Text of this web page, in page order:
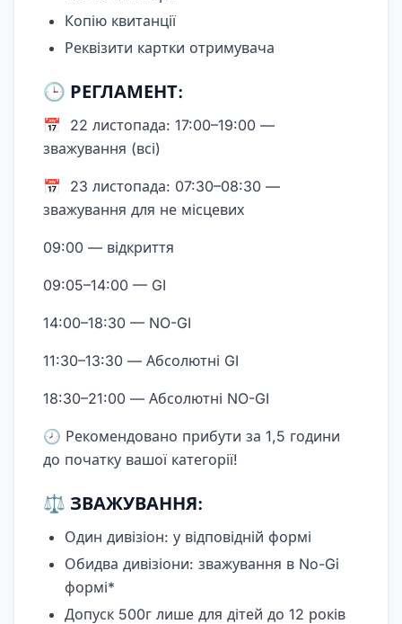
Копію квитанції
Реквізити картки отримувача
🕒 РЕГЛАМЕНТ:
📅 22 листопада: 17:00–19:00 —
зважування (всі)
📅 23 листопада: 07:30–08:30 —
зважування для не місцевих
09:00 — відкриття
09:05–14:00 — GI
14:00–18:30 — NO-GI
11:30–13:30 — Абсолютні GI
18:30–21:00 — Абсолютні NO-GI
🕗 Рекомендовано прибути за 1,5 години
до початку вашої категорії!
⚖️ ЗВАЖУВАННЯ:
Один дивізіон: у відповідній формі
Обидва дивізіони: зважування в No-Gi
формі*
Допуск 500г лише для дітей до 12 років